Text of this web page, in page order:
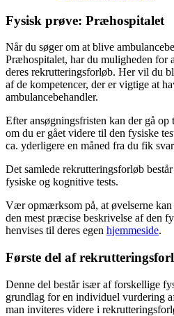
Fysisk prøve: Præhospitalet
Når du søger om at blive
Præhospitalet, har du muligheden for
deres rekrutteringsforløb. Her vil du
af de kompetencer, der er vigtige at
ambulancebehandler.
Efter ansøgningsfristen kan der gå op
om du er gået videre til den fysiske
ca. yderligere en måned fra du fik
Det samlede rekrutteringsforløb
fysiske og kognitive tests.
Vær opmærksom på, at øvelserne
den mest præcise beskrivelse af den
henvises til deres egen hjemmeside.
Første del af
Denne del består især af forskellige
grundlag for en individuel vurdering
man inviteres videre i